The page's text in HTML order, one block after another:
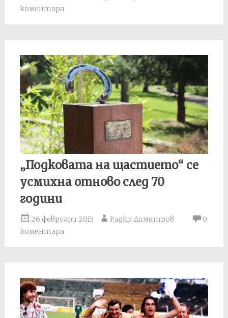
коментара
„Подковата на щастието“ се
усмихна отново след 70
години
26 февруари 2015 Радко Димитров
0
коментара